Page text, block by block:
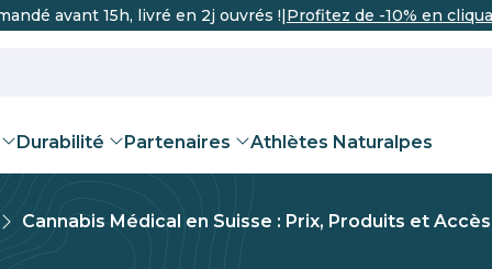
avant 15h, livré en 2j ouvrés !|Profitez de -10% en
Durabilité Partenaires Athlètes Naturalpes
Cannabis Médical en Suisse : Prix, Produits et Accès